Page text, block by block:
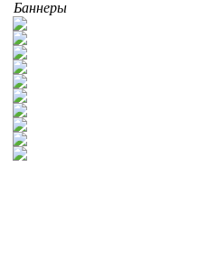
Баннеры